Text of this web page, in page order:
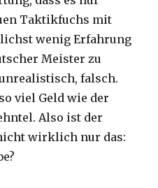
Taktikfuchs mit
wenig Erfahrung
Meister zu
falsch.
viel Geld wie der
Also ist der
wirklich nur das: